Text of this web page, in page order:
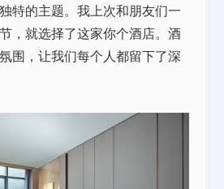
特的主题。我上次和朋友们一
，就选择了这家你个酒店。酒
围，让我们每个人都留下了深